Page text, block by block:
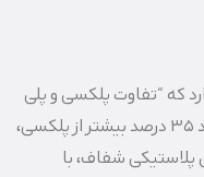
که “تفاوت پلکسی و پلی
کربنات” را نمایان می‌کند. قیمت بالا، حدود 35 درصد بیشتر از پلکسی،
پلاستیکی شفاف، با